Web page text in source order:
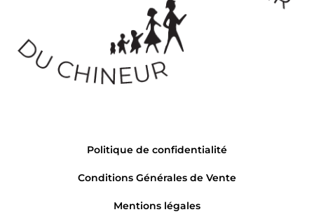
Politique de confidentialité
Conditions Générales de Vente
Mentions légales